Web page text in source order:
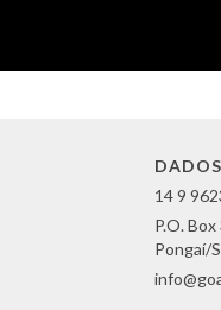
14 9
P.O.
Pongaí/